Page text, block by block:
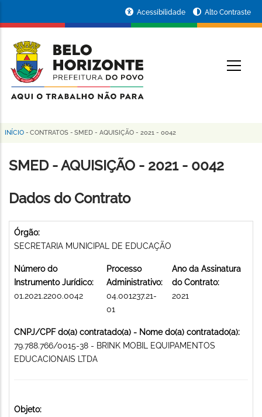
conteúdo
principal
da
Prefeitura
de
Horizonte
Acessibilidade Alto Contraste
Trilha
de
INÍCIO - CONTRATOS - SMED - AQUISIÇÃO - 2021 - 0042
SMED - AQUISIÇÃO - 2021 - 0042
Dados do Contrato
Órgão:
SECRETARIA MUNICIPAL DE EDUCAÇÃO
Número do
Instrumento Jurídico:
01.2021.2200.0042
Processo
Administrativo:
04.001237.21-
01
Ano da Assinatura
do Contrato:
2021
CNPJ/CPF do(a) contratado(a) - Nome do(a) contratado(a):
79.788.766/0015-38 - BRINK MOBIL EQUIPAMENTOS
EDUCACIONAIS LTDA
Objeto: